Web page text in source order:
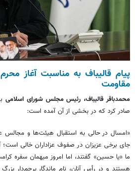
پیام قالیباف به مناسبت آغاز
مقاومت
محمدباقر قالیباف، رئیس مجلس شورای اسلامی
صادر کرد که در بخشی از آن آمده است:
«امسال در حالی به استقبال هیئت‌ها و مجالس
جای برخی عزیزان در صفوف عزاداران خالی
ما «یا حسین» گفتند، اما امروز میهمان سفره